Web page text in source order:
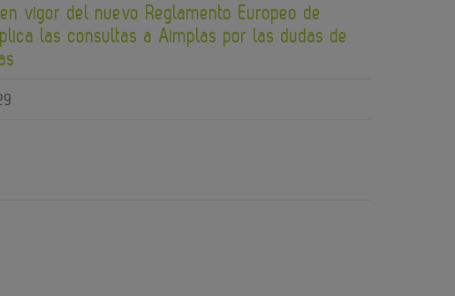
vigor del nuevo Reglamento Europeo de
las consultas a Aimplas por las dudas de